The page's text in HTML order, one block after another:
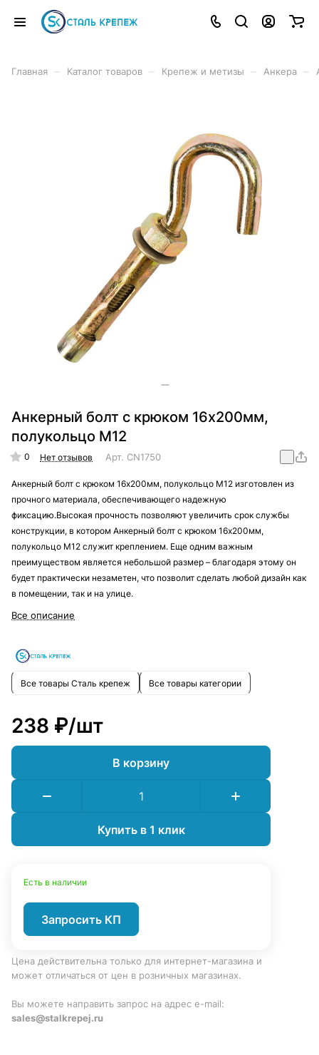
Главная Каталог товаров Крепеж и метизы Анкера
Анкерный болт с крюком 16х200мм,
полукольцо М12
0 Нет отзывов Арт. CN1750
Анкерный болт с крюком 16х200мм, полукольцо М12 изготовлен из
прочного материала, обеспечивающего надежную
фиксацию.Высокая прочность позволяют увеличить срок службы
конструкции, в котором Анкерный болт с крюком 16х200мм,
полукольцо М12 служит креплением. Еще одним важным
преимуществом является небольшой размер – благодаря этому он
будет практически незаметен, что позволит сделать любой дизайн как
в помещении, так и на улице.
Все описание
Все товары Сталь крепеж Все товары категории
238 ₽/шт
В корзину
Купить в 1 клик
Есть в наличии
Запросить КП
Цена действительна только для интернет-магазина и
может отличаться от цен в розничных магазинах.
Вы можете направить запрос на адрес e-mail:
sales@stalkrepej.ru